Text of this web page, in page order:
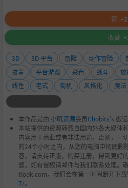
赞 +2
收藏
3D 3D 平台 冒险 动作冒险
孩童
平台游戏 彩色 战斗 放
线性
老式 街机 风格化
魔法
本作品是由 小叽资源会员Chobits's 搬
本站提供的资源转载自国内外各大媒体
内容用于商业或者非法用途，否则，一
的24个小时之内，从您的电脑中彻底删
容，请支持正版，购买注册，得到更好
题，如有侵权请邮件与我们联系处理。
tlook.com，我们会在第一时间断开下载
7/。